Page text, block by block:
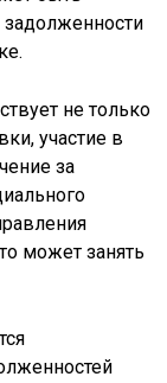
не только
участие в
за
может занять